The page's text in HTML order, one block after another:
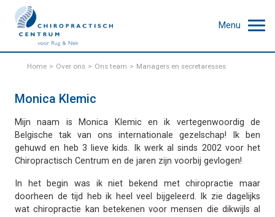
Menu
Home Over ons Ons team Managers en secretaresses
Monica Klemic
Mijn naam is Monica Klemic en ik vertegenwoordig de
Belgische tak van ons internationale gezelschap! Ik ben
gehuwd en heb 3 lieve kids. Ik werk al sinds 2002 voor het
Chiropractisch Centrum en de jaren zijn voorbij gevlogen!
In het begin was ik niet bekend met chiropractie maar
doorheen de tijd heb ik heel veel bijgeleerd. Ik zie dagelijks
wat chiropractie kan betekenen voor mensen die dikwijls al